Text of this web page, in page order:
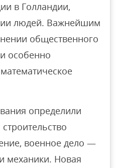
в Голландии,
людей. Важнейшим
общественного
особенно
определили
военное дело —
механики. Новая